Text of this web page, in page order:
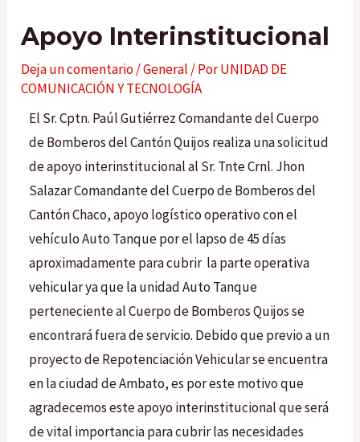
Apoyo Interinstitucional
Deja un comentario/General / PorUNIDAD DE
COMUNICACIÓN Y TECNOLOGÍA
El Sr. Cptn. Paúl Gutiérrez Comandante del Cuerpo
de Bomberos del Cantón Quijos realiza una solicitud
de apoyo interinstitucional al Sr. Tnte Crnl. Jhon
Salazar Comandante del Cuerpo de Bomberos del
Cantón Chaco, apoyo logístico operativo con el
vehículo Auto Tanque por el lapso de 45 días
aproximadamente para cubrir la parte operativa
vehicular ya que la unidad Auto Tanque
perteneciente al Cuerpo de Bomberos Quijos se
encontrará fuera de servicio. Debido que previo a un
proyecto de Repotenciación Vehicular se encuentra
en la ciudad de Ambato, es por este motivo que
agradecemos este apoyo interinstitucional que será
de vital importancia para cubrir las necesidades